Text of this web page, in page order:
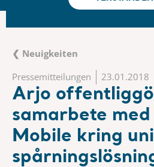
❮ Neuigkeiten
Pressemitteilungen
23.01.2018
Arjo
samarbete med
Mobile kring